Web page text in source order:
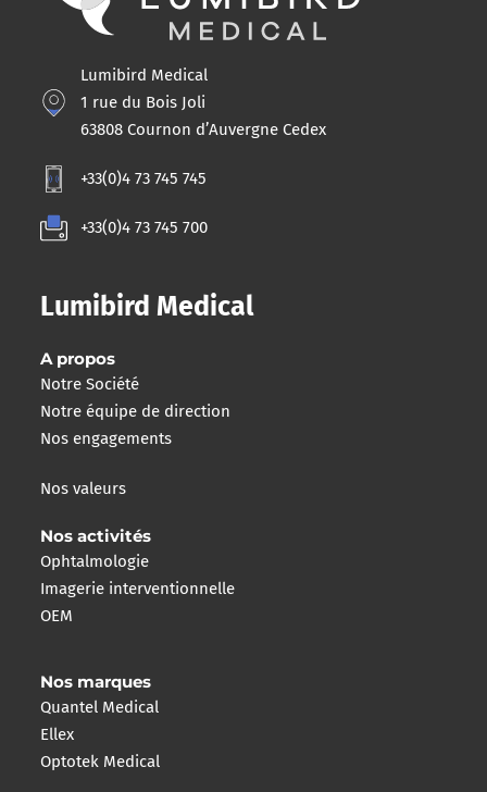
Lumibird Medical
1 rue du Bois Joli
63808 Cournon d’Auvergne Cedex
+33(0)4 73 745 745
+33(0)4 73 745 700
Lumibird Medical
A propos
Notre Société
Notre équipe de direction
Nos engagements
Nos valeurs
Nos activités
Ophtalmologie
Imagerie interventionnelle
OEM
Nos marques
Quantel Medical
Ellex
Optotek Medical